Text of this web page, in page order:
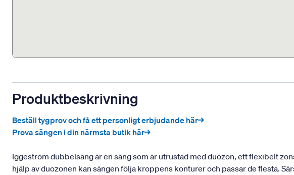
Produktbeskrivning
Beställ tygprov och få ett personligt erbjudande här→
Prova sängen i din närmsta butik här→
Iggeström dubbelsäng är en säng som är utrustad med duozon, ett flexibelt
hjälp av duozonen kan sängen följa kroppens konturer och passar de flesta.